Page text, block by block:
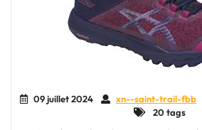
09 juillet 2024 xn--saint-trail-fbb
20 tags